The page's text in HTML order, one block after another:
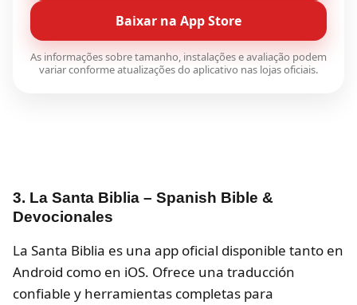
Baixar na App Store
As informações sobre tamanho, instalações e avaliação podem
variar conforme atualizações do aplicativo nas lojas oficiais.
3. La Santa Biblia – Spanish Bible &
Devocionales
La Santa Biblia es una app oficial disponible tanto en
Android como en iOS. Ofrece una traducción
confiable y herramientas completas para